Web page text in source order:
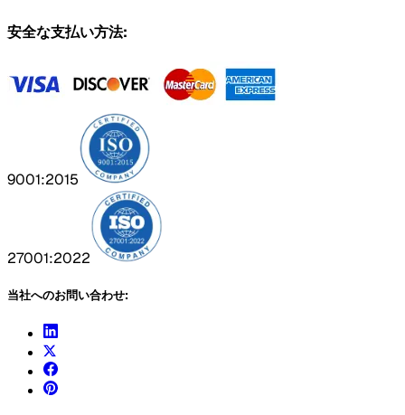
安全な支払い方法:
9001:2015
27001:2022
当社へのお問い合わせ: